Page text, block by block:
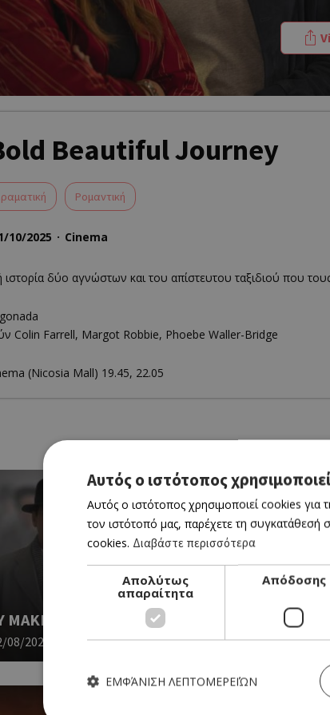
Beautiful Journey
Ρομαντική
10/2025 Cinema
ιστορία δύο αγνώστων και του απίστευτου ταξιδιού που
Colin Farrell, Margot Robbie, Phoebe Waller-Bridge
(Νicosia Mall) 19.45, 22.05
MAKER (ΝΕΑ ΤΑΙΝΙΑ)
2026
THE ODYSSEY
06/08/2026 - 12/
Αυτός ο ιστότοπος
Αυτός ο ιστότοπος χρησιμοποιεί cookies για
τον ιστότοπό μας, παρέχετε τη συγκατάθεσή
cookies. Διαβάστε περισσότερα
Απολύτως
απαραίτητα
Απόδοσης
ΕΜΦΆΝΙΣΗ ΛΕΠΤΟΜΕΡΕΙΏΝ